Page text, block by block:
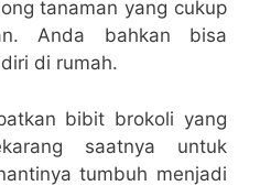
tanaman yang cukup
Anda bahkan bisa
di rumah.
bibit brokoli yang
saatnya untuk
tumbuh menjadi